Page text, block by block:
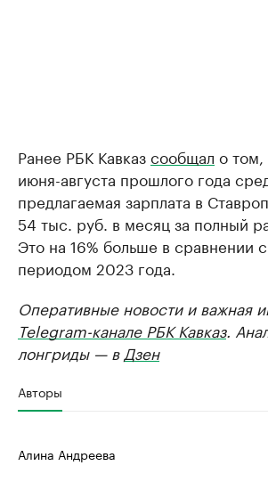
Ранее РБК Кавказсообщал о том,
июня-августа прошлого года
предлагаемая зарплата в
54 тыс. руб. в месяц за полный
Это на 16% больше в сравнении
периодом 2023 года.
Оперативные новости и важная
Telegram-канале РБК Кавказ.
лонгриды — в Дзен
Авторы
Алина Андреева